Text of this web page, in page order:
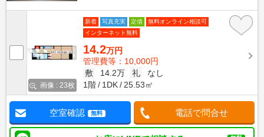
画像 : 23枚
新着 写真充実 定借
無料オンライン相談可
インターネット無料
14.2万円
管理費等：10,000円
敷
14.2万 礼
なし
1階
1DK 25.53㎡
空室確認 無料 電話で問合せ